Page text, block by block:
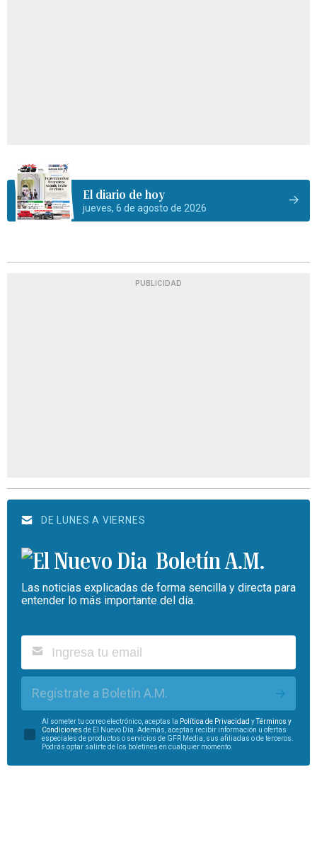
El diario de hoy
jueves, 6 de agosto de 2026
PUBLICIDAD
DE LUNES A VIERNES
Boletín A.M.
Las noticias explicadas de forma sencilla y directa para
entender lo más importante del día.
Regístrate a Boletín A.M.
Al someter tu correo electrónico, aceptas la Política de Privacidad yTérminos y
Condiciones de El Nuevo Día. Además, aceptas recibir información u ofertas
especiales de productos o servicios de GFR Media, sus afiliadas o de terceros.
Podrás optar salirte de los boletines en cualquier momento.